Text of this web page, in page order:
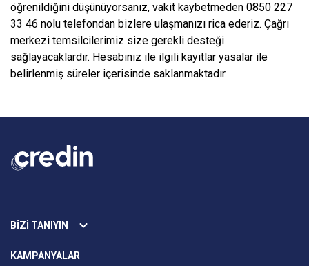
öğrenildiğini düşünüyorsanız, vakit kaybetmeden 0850 227
33 46 nolu telefondan bizlere ulaşmanızı rica ederiz. Çağrı
merkezi temsilcilerimiz size gerekli desteği
sağlayacaklardır. Hesabınız ile ilgili kayıtlar yasalar ile
belirlenmiş süreler içerisinde saklanmaktadır.
BİZİ TANIYIN
KAMPANYALAR